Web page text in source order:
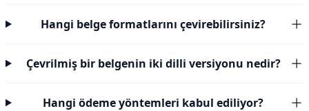
Hangi belge formatlarını çevirebilirsiniz?
Çevrilmiş bir belgenin iki dilli versiyonu nedir?
Hangi ödeme yöntemleri kabul ediliyor?